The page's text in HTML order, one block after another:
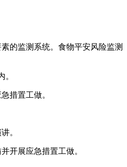
的监测系统。食物平安风险监测
措置工做。
。
开展应急措置工做。